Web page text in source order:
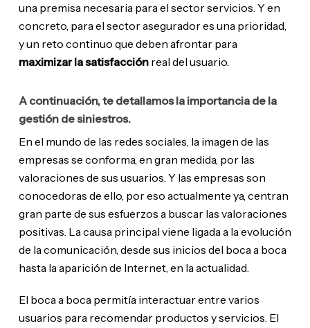
una premisa necesaria para el sector servicios. Y en
concreto, para el sector asegurador es una prioridad,
y un reto continuo que deben afrontar para
maximizar la satisfacciónreal del usuario.
A continuación, te detallamosla importancia de la
gestión de siniestros.
En el mundo de las redes sociales, la imagen de las
empresas se conforma, en gran medida, por las
valoraciones de sus usuarios. Y las empresas son
conocedoras de ello, por eso actualmente ya, centran
gran parte de sus esfuerzos a buscar las valoraciones
positivas. La causa principal viene ligada a la evolución
de la comunicación, desde sus inicios del boca a boca
hasta la aparición de Internet, en la actualidad.
El boca a boca permitía interactuar entre varios
usuarios para recomendar productos y servicios. El